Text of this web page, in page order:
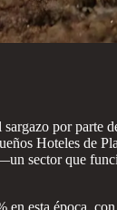
por parte
Hoteles de
sector que
esta época,